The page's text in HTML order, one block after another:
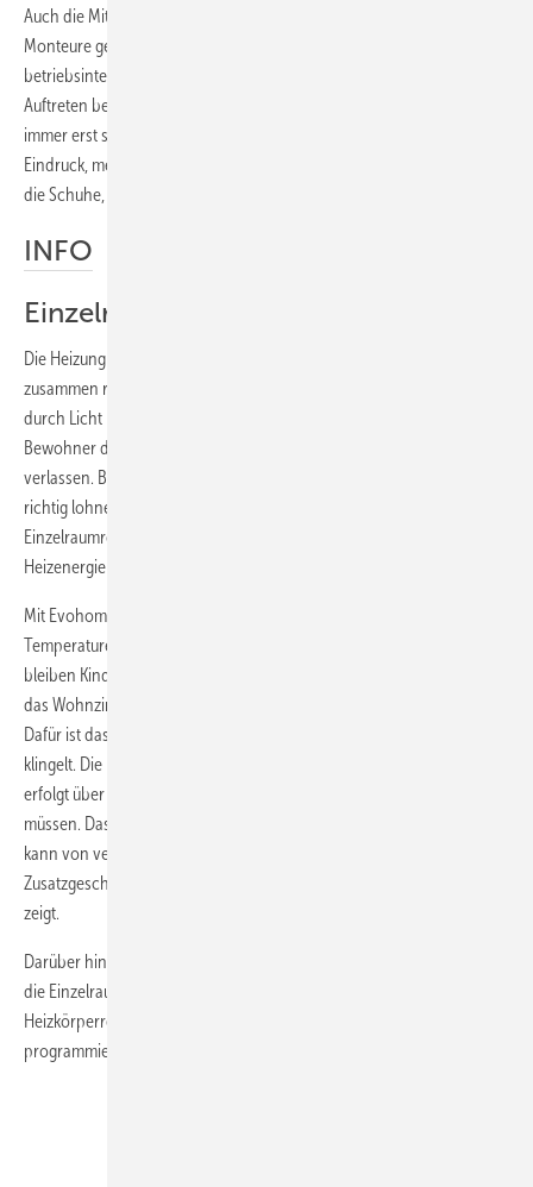
Auch die Mitarbeiterschulung hat einen hohen Stellenwert. Die
Monteure gehen regelmäßig auf Firmenschulungen und werden
betriebsintern fortgebildet – sowohl fachlich als auch in Sachen
Auftreten beim Kunden. Wenn der Monteur nicht Bescheid weiß und
immer erst seinen Chef fragen muss, macht das einen schlechten
Eindruck, meint Michael Burkhardt. Sauberes Aufteten, Überzieher für
die Schuhe, ordentliche Firmenfahrzeuge usw. sind obligatorisch.
INFO
Einzelraumregelungen
Die Heizung mit 75 % und Warmwasser mit 12 % verursachen
zusammen rund 87 % der Energiekosten im Wohnhaus. Der Verbrauch
durch Licht hingegen liegt bei nur 3 %. Dennoch machen die meisten
Bewohner das Licht aus, wenn sie für eine gewisse Zeit den Raum
verlassen. Bei der Heizung macht das niemand, obwohl es sich hier
richtig lohnen würde, wie die obigen Zahlen zeigen.
Einzelraumregelungen sollen bei voll Berufstätigen bis zu 30 %
Heizenergie einsparen.
Mit Evohome bietet Honeywell ein neues Produkt an, mit dem sich
Temperaturen für bis zu acht Räume über Zeitprofile regeln lassen. So
bleiben Kinderzimmer kalt, so lange die Jungen zur Schule sind, und
das Wohnzimmer wird an Wochentagen erst gegen Abend aufgeheizt.
Dafür ist das Bad am Morgen bereits schön warm, wenn der Wecker
klingelt. Die Kommunikation zwischen Stellmotoren und Bediengerät
erfolgt über Funktechnologie, so dass keine Schlitze geklopft werden
müssen. Das System ist deshalb gut zur Nachrüstung geeignet und
kann von vermarktungsaktiven Handwerkern als Tür­öffner und
Zusatzgeschäft genutzt werden, wie unser Beispiel hier im Interview
zeigt.
Darüber hinaus bietet Honeywell ein breites Spektrum an Geräten für
die Einzelraumregelung an – angefangen mit einem elektronischen
Heizkörperregler, bei dem sich bereits komplette Wochenprofile
programmieren lassen.